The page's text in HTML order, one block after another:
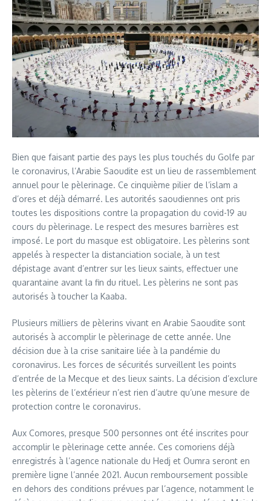
Bien que faisant partie des pays les plus touchés du Golfe par
le coronavirus, l’Arabie Saoudite est un lieu de rassemblement
annuel pour le pèlerinage. Ce cinquième pilier de l’islam a
d’ores et déjà démarré. Les autorités saoudiennes ont pris
toutes les dispositions contre la propagation du covid-19 au
cours du pèlerinage. Le respect des mesures barrières est
imposé. Le port du masque est obligatoire. Les pèlerins sont
appelés à respecter la distanciation sociale, à un test
dépistage avant d’entrer sur les lieux saints, effectuer une
quarantaine avant la fin du rituel. Les pèlerins ne sont pas
autorisés à toucher la Kaaba.
Plusieurs milliers de pèlerins vivant en Arabie Saoudite sont
autorisés à accomplir le pèlerinage de cette année. Une
décision due à la crise sanitaire liée à la pandémie du
coronavirus. Les forces de sécurités surveillent les points
d’entrée de la Mecque et des lieux saints. La décision d’exclure
les pèlerins de l’extérieur n’est rien d’autre qu’une mesure de
protection contre le coronavirus.
Aux Comores, presque 500 personnes ont été inscrites pour
accomplir le pèlerinage cette année. Ces comoriens déjà
enregistrés à l’agence nationale du Hedj et Oumra seront en
première ligne l’année 2021. Aucun remboursement possible
en dehors des conditions prévues par l’agence, notamment le